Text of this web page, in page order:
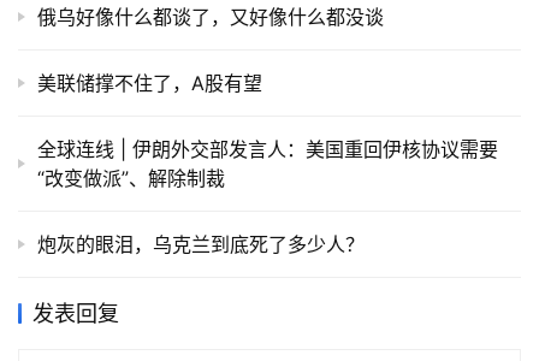
俄乌好像什么都谈了，又好像什么都没谈
美联储撑不住了，A股有望
全球连线 | 伊朗外交部发言人：美国重回伊核协议需要
“改变做派”、解除制裁
炮灰的眼泪，乌克兰到底死了多少人？
发表回复